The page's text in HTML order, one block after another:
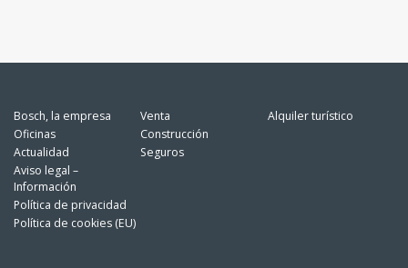
Bosch, la empresa
Oficinas
Actualidad
Aviso legal –
Información
Política de privacidad
Política de cookies (EU)
Venta
Construcción
Seguros
Alquiler turístico